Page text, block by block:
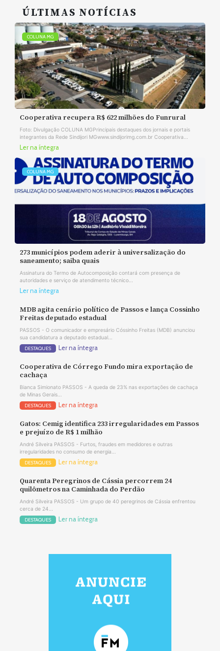
ÚLTIMAS NOTÍCIAS
COLUNA MG
Cooperativa recupera R$ 622 milhões do Funrural
Foto: Divulgação COLUNA MGPrincipais destaques dos jornais e portais
integrantes da Rede Sindijori MGwww.sindijorimg.com.br Cooperativa...
Ler na íntegra
COLUNA MG
273 municípios podem aderir à universalização do
saneamento; saiba quais
Assinatura do Termo de Autocomposição contará com presença de
autoridades e serviço de atendimento técnico...
Ler na íntegra
MDB agita cenário político de Passos e lança Cossinho
Freitas deputado estadual
PASSOS - O comunicador e empresário Cóssinho Freitas (MDB) anunciou
sua candidatura a deputado estadual...
DESTAQUES Ler na íntegra
Cooperativa de Córrego Fundo mira exportação de
cachaça
Bianca Simionato PASSOS - A queda de 23% nas exportações de cachaça
de Minas Gerais...
DESTAQUES Ler na íntegra
Gatos: Cemig identifica 233 irregularidades em Passos
e prejuízo de R$ 1 milhão
André Silveira PASSOS - Furtos, fraudes em medidores e outras
irregularidades no consumo de energia...
DESTAQUES Ler na íntegra
Quarenta Peregrinos de Cássia percorrem 24
quilômetros na Caminhada do Perdão
André Silveira PASSOS - Um grupo de 40 peregrinos de Cássia enfrentou
cerca de 24...
DESTAQUES Ler na íntegra